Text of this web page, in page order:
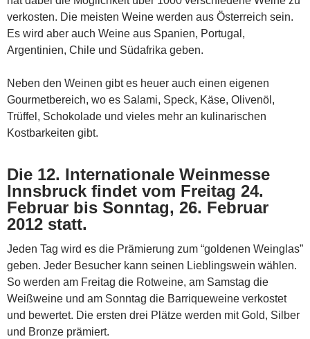
verkosten. Die meisten Weine werden aus Österreich sein.
Es wird aber auch Weine aus Spanien, Portugal,
Argentinien, Chile und Südafrika geben.
Neben den Weinen gibt es heuer auch einen eigenen
Gourmetbereich, wo es Salami, Speck, Käse, Olivenöl,
Trüffel, Schokolade und vieles mehr an kulinarischen
Kostbarkeiten gibt.
Die 12. Internationale Weinmesse
Innsbruck findet vom Freitag 24.
Februar bis Sonntag, 26. Februar
2012 statt.
Jeden Tag wird es die Prämierung zum “goldenen Weinglas”
geben. Jeder Besucher kann seinen Lieblingswein wählen.
So werden am Freitag die Rotweine, am Samstag die
Weißweine und am Sonntag die Barriqueweine verkostet
und bewertet. Die ersten drei Plätze werden mit Gold, Silber
und Bronze prämiert.